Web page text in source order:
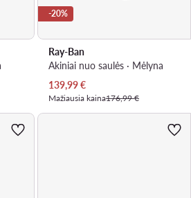
-20%
Ray-Ban
Akiniai nuo saulės · Mėlyna
Dabartinė kaina
139,99€
Mažiausia kaina176,99 €